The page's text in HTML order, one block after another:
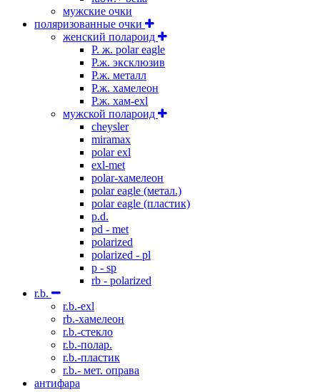
мужские очки
поляризованные очки
женский полароид
P. ж. polar eagle
P.ж. эксклюзив
Р.ж. металл
P.ж. хамелеон
Р.ж. хам-exl
мужской полароид
cheysler
miramax
polar exl
exl-met
polar-хамелеон
polar eagle (метал.)
polar eagle (пластик)
p.d.
pd - met
polarized
polarized - pl
p - sp
rb - polarized
r.b.
r.b.-exl
rb.-хамелеон
r.b.-стекло
r.b.-полар.
r.b.-пластик
r.b.- мет. оправа
антифара